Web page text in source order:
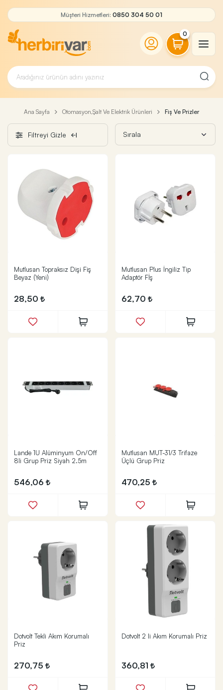
Müşteri Hizmetleri: 0850 304 50 01
0
Ana Sayfa Otomasyon,Şalt Ve Elektrik Ürünleri Fiş Ve Prizler
Filtreyi Gizle
Mutlusan Topraksız Dişi Fiş
Beyaz (Yeni)
28,50
Mutlusan Plus İngiliz Tip
Adaptör Fİş
62,70
Lande 1U Alüminyum On/Off
8li Grup Priz Siyah 2.5m
546,06
Mutlusan MUT-31/3 Trifaze
Üçlü Grup Priz
470,25
Dotvolt Tekli Akım Korumalı
Priz
270,75
Dotvolt 2 li Akım Korumalı Priz
360,81